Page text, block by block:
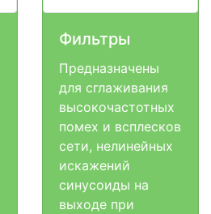
Фильтры
Предназначены
для сглаживания
высокочастотных
помех и всплесков
сети, нелинейных
искажений
синусоиды на
выходе при